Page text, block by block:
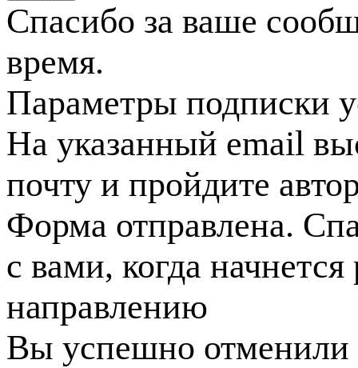
Спасибо за ваше
время.
Параметры подписки
На указанный email
почту и пройдите
Форма отправлена.
с вами, когда
направлению
Вы успешно отменили